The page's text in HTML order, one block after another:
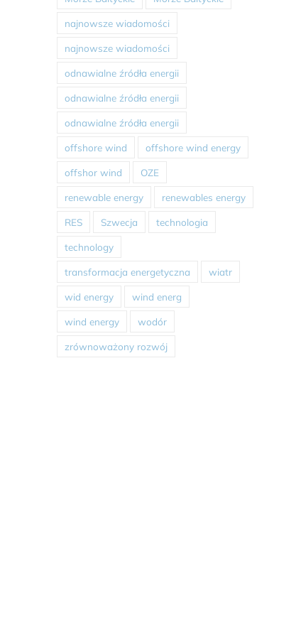
najnowsze wiadomości
najnowsze wiadomości
odnawialne źródła energii
odnawialne źródła energii
odnawialne źródła energii
offshore wind offshore wind energy
offshor wind OZE
renewable energy renewables energy
RES Szwecja technologia
technology
transformacja energetyczna wiatr
wid energy wind energ
wind energy wodór
zrównoważony rozwój